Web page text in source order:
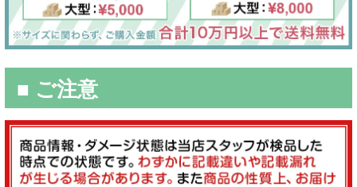
■ ご注意